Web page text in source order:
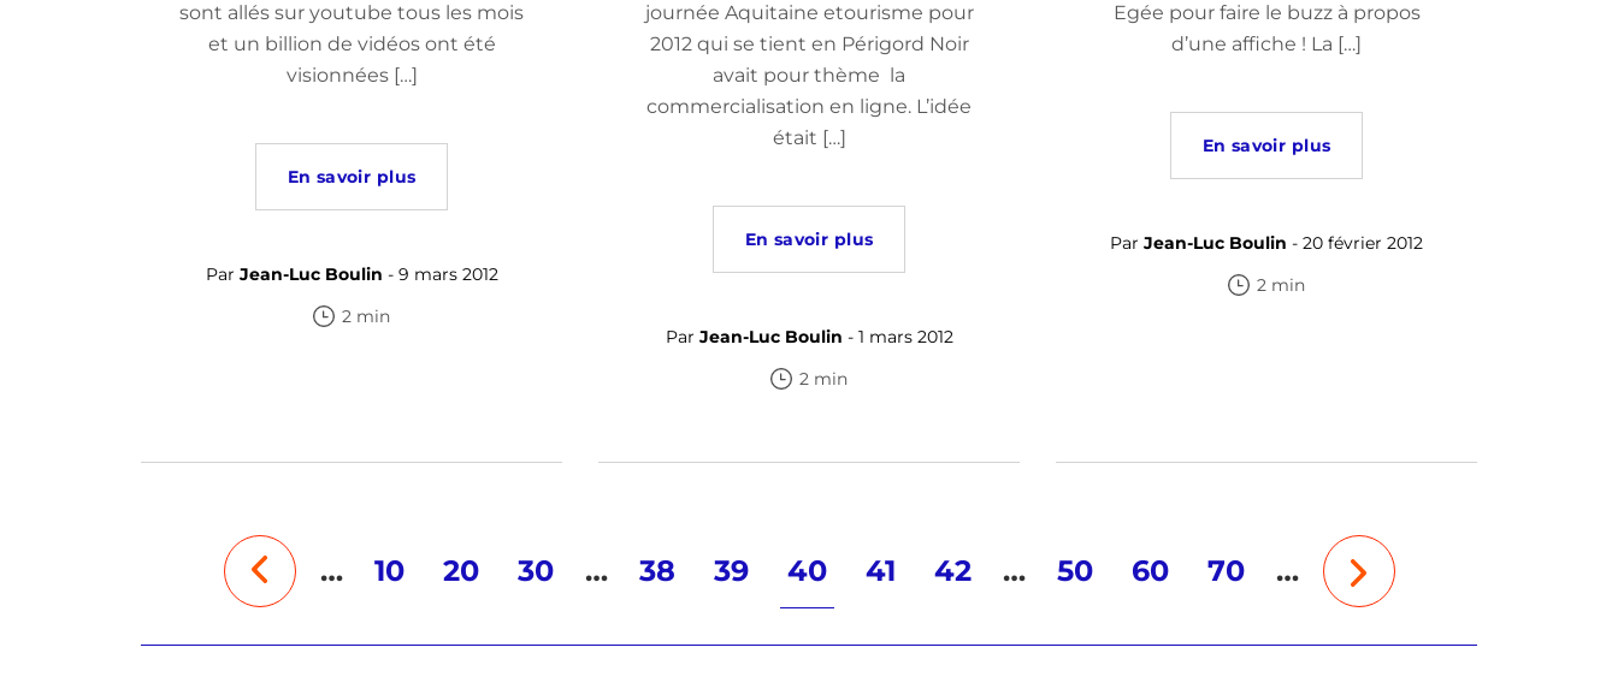
sont allés sur youtube tous les mois
et un billion de vidéos ont été
visionnées […]
En savoir plus
Par Jean-Luc Boulin - 9 mars 2012
2 min
journée Aquitaine etourisme pour
2012 qui se tient en Périgord Noir
avait pour thème la
commercialisation en ligne. L’idée
était […]
En savoir plus
Par Jean-Luc Boulin - 1 mars 2012
2 min
Egée pour faire le buzz à propos
d’une affiche ! La […]
En savoir plus
Par Jean-Luc Boulin - 20 février 2012
2 min
… 10 20 30 … 38 39 40 41 42 … 50 60 70 …